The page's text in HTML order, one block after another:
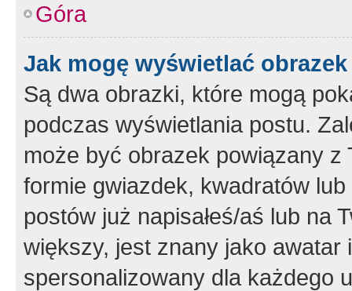
Góra
Jak mogę wyświetlać
Są dwa obrazki, które mogą
podczas wyświetlania postu.
może być obrazek powiązany z
formie gwiazdek, kwadratów
postów już napisałeś/aś lub na
większy, jest znany jako
spersonalizowany dla każdego